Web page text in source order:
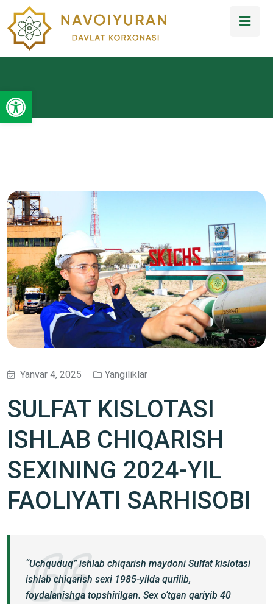
Open toolbar
Yanvar 4, 2025 Yangiliklar
SULFAT KISLOTASI
ISHLAB CHIQARISH
SEXINING 2024-YIL
FAOLIYATI SARHISOBI
“Uchquduq” ishlab chiqarish maydoni Sulfat kislotasi
ishlab chiqarish sexi 1985-yilda qurilib,
foydalanishga topshirilgan. Sex o‘tgan qariyib 40